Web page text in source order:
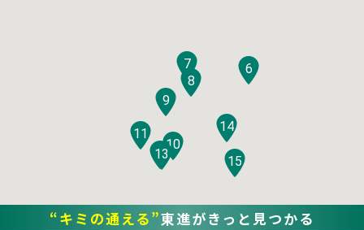
6
7
8
9
10
11
12
13
14
15
“キミの通える”東進がきっと見つかる